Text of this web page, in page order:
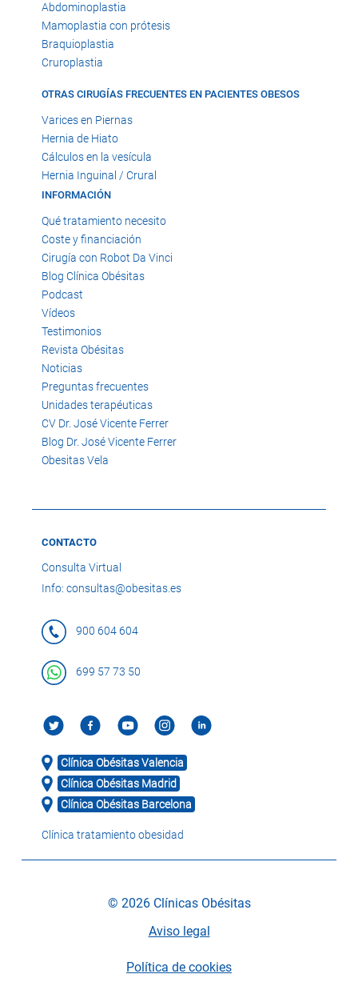
Abdominoplastia
Mamoplastia con prótesis
Braquioplastia
Cruroplastia
OTRAS CIRUGÍAS FRECUENTES EN PACIENTES OBESOS
Varices en Piernas
Hernia de Hiato
Cálculos en la vesícula
Hernia Inguinal / Crural
INFORMACIÓN
Qué tratamiento necesito
Coste y financiación
Cirugía con Robot Da Vinci
Blog Clínica Obésitas
Podcast
Vídeos
Testimonios
Revista Obésitas
Noticias
Preguntas frecuentes
Unidades terapéuticas
CV Dr. José Vicente Ferrer
Blog Dr. José Vicente Ferrer
Obesitas Vela
CONTACTO
Consulta Virtual
Info: consultas@obesitas.es
900 604 604
699 57 73 50
Clínica Obésitas Valencia
Clínica Obésitas Madrid
Clínica Obésitas Barcelona
Clínica tratamiento obesidad
© 2026 Clínicas Obésitas
Aviso legal
Política de cookies